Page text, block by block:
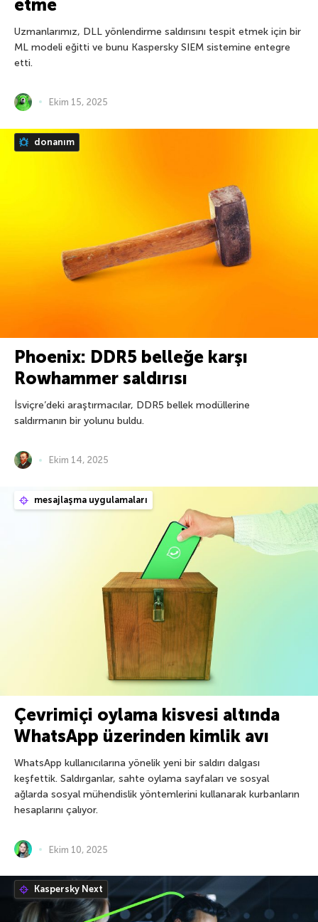
etme
Uzmanlarımız, DLL yönlendirme saldırısını tespit etmek için bir
ML modeli eğitti ve bunu Kaspersky SIEM sistemine entegre
etti.
Ekim 15, 2025
donanım
Phoenix: DDR5 belleğe karşı
Rowhammer saldırısı
İsviçre’deki araştırmacılar, DDR5 bellek modüllerine
saldırmanın bir yolunu buldu.
Ekim 14, 2025
mesajlaşma uygulamaları
Çevrimiçi oylama kisvesi altında
WhatsApp üzerinden kimlik avı
WhatsApp kullanıcılarına yönelik yeni bir saldırı dalgası
keşfettik. Saldırganlar, sahte oylama sayfaları ve sosyal
ağlarda sosyal mühendislik yöntemlerini kullanarak kurbanların
hesaplarını çalıyor.
Ekim 10, 2025
Kaspersky Next